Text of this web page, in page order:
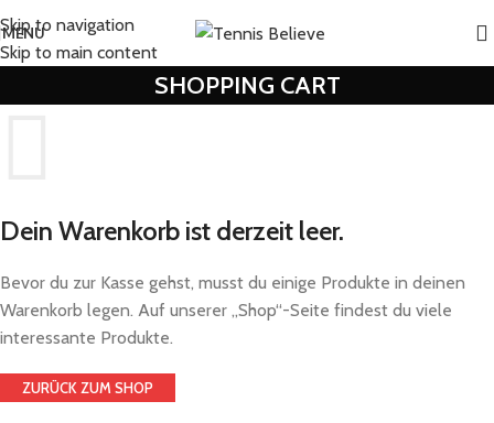
Skip to navigation
Skip to main content
MENU
SHOPPING CART
Dein Warenkorb ist derzeit leer.
Bevor du zur Kasse gehst, musst du einige Produkte in deinen
Warenkorb legen. Auf unserer „Shop“-Seite findest du viele
interessante Produkte.
ZURÜCK ZUM SHOP